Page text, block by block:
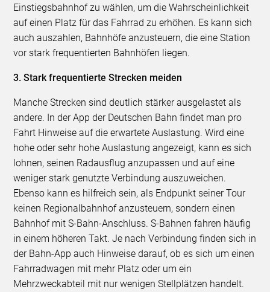
Einstiegsbahnhof zu wählen, um die Wahrscheinlichkeit
auf einen Platz für das Fahrrad zu erhöhen. Es kann sich
auch auszahlen, Bahnhöfe anzusteuern, die eine Station
vor stark frequentierten Bahnhöfen liegen.
3. Stark frequentierte Strecken meiden
Manche Strecken sind deutlich stärker ausgelastet als
andere. In der App der Deutschen Bahn findet man pro
Fahrt Hinweise auf die erwartete Auslastung. Wird eine
hohe oder sehr hohe Auslastung angezeigt, kann es sich
lohnen, seinen Radausflug anzupassen und auf eine
weniger stark genutzte Verbindung auszuweichen.
Ebenso kann es hilfreich sein, als Endpunkt seiner Tour
keinen Regionalbahnhof anzusteuern, sondern einen
Bahnhof mit S-Bahn-Anschluss. S-Bahnen fahren häufig
in einem höheren Takt. Je nach Verbindung finden sich in
der Bahn-App auch Hinweise darauf, ob es sich um einen
Fahrradwagen mit mehr Platz oder um ein
Mehrzweckabteil mit nur wenigen Stellplätzen handelt.